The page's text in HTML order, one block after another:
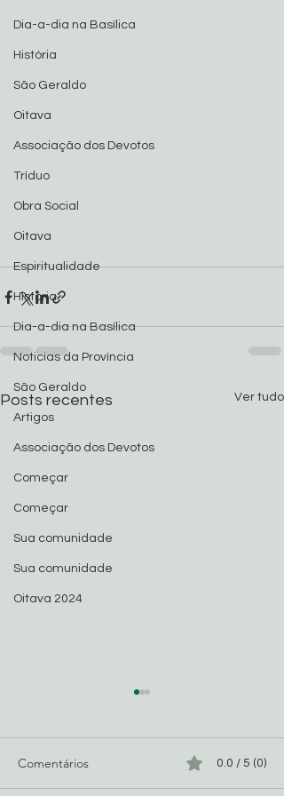
Dia-a-dia na Basílica
História
São Geraldo
Oitava
Associação dos Devotos
Tríduo
Obra Social
Oitava
Espiritualidade
História
Dia-a-dia na Basílica
Noticias da Província
São Geraldo
Artigos
Associação dos Devotos
Começar
Começar
Sua comunidade
Sua comunidade
Oitava 2024
Posts recentes Ver tudo
Comentários 0.0 / 5 (0)